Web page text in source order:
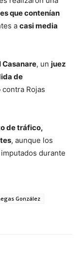
que contenían
a casi media
Casanare, un juez
de
contra Rojas
de tráfico,
, aunque los
durante
González